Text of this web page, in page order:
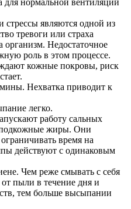
стрессы являются одной из
тревоги или страха
организм. Недостаточное
роль в этом процессе.
кожные покровы, риск
Нехватка приводит к
легко.
работу сальных
подкожные жиры. Они
время на
действуют с одинаковым
Чем реже смывать с себя
пыли в течение дня и
тем больше высыпании